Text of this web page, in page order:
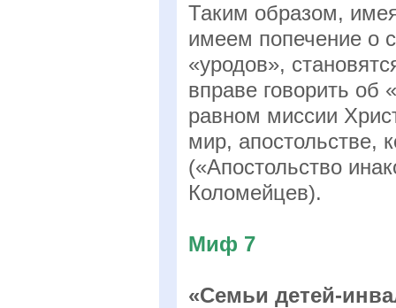
Таким образом,
имеем попечение о
«уродов»,
вправе говорить
равном миссии
мир, апостольстве,
(«Апостольство
Коломейцев).
Миф 7
«Семьи детей-